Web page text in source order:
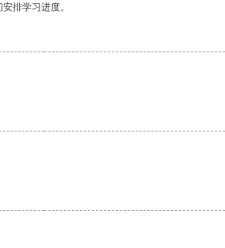
排学习进度。